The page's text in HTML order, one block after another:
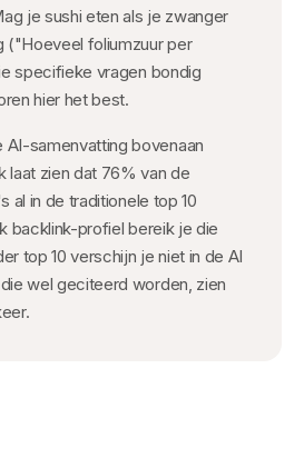
je sushi eten als je zwanger
("Hoeveel foliumzuur per
specifieke vragen bondig
hier het best.
samenvatting bovenaan
laat zien dat 76% van de
al in de traditionele top 10
backlink-profiel bereik je die
top 10 verschijn je niet in de AI
wel geciteerd worden, zien